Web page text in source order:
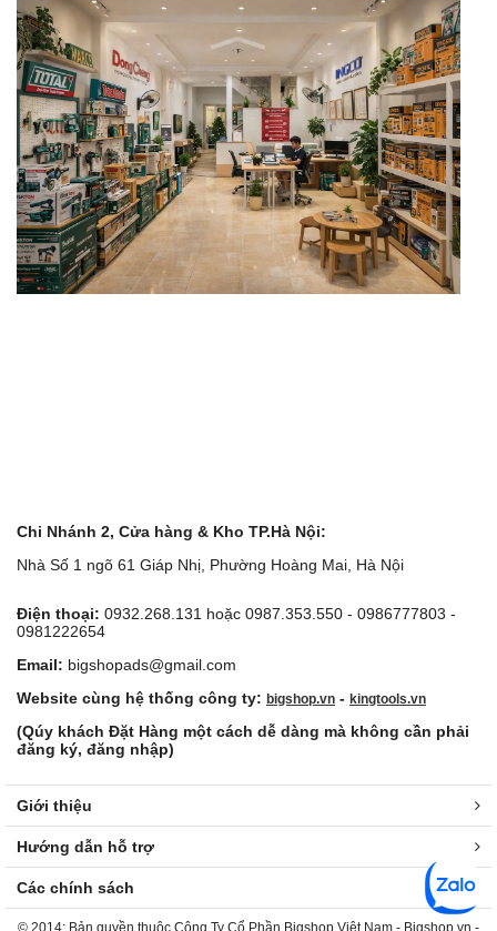
Chi Nhánh 2, Cửa hàng & Kho TP.Hà Nội:
Nhà Số 1 ngõ 61 Giáp Nhị, Phường Hoàng Mai, Hà Nội
Điện thoại: 0932.268.131 hoặc 0987.353.550 - 0986777803 -
0981222654
Email: bigshopads@gmail.com
Website cùng hệ thống công ty: bigshop.vn - kingtools.vn
(Qúy khách Đặt Hàng một cách dễ dàng mà không cần phải
đăng ký, đăng nhập)
Giới thiệu
Hướng dẫn hỗ trợ
Các chính sách
© 2014: Bản quyền thuộc Công Ty Cổ Phần Bigshop Việt Nam - Bigshop.vn -